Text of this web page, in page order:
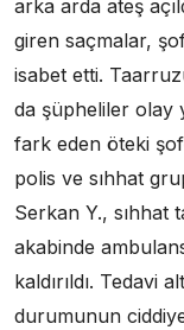
arka arda ateş
giren saçmalar,
isabet etti.
da şüpheliler olay
fark eden öteki
polis ve sıhhat
Serkan Y., sıhhat
akabinde
kaldırıldı. Tedavi
durumunun